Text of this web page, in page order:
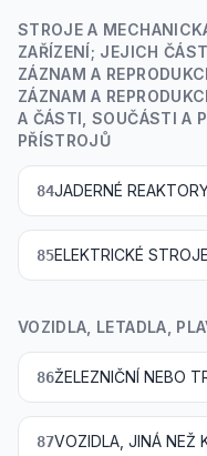
STROJE A
ZAŘÍZENÍ; JEJICH
ZÁZNAM A
ZÁZNAM A
A ČÁSTI, SOUČÁSTI A
PŘÍSTROJŮ
84
85
VOZIDLA, LETADLA,
86
87